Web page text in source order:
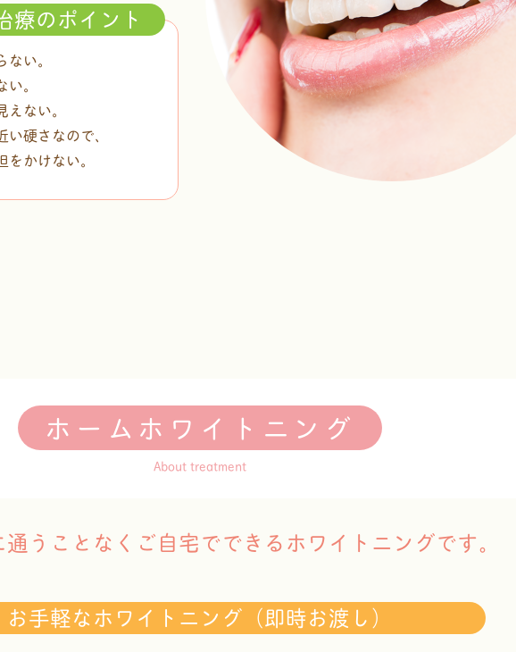
療のポイント
い。
。
ない。
硬さなので、
かけない。
ホームホワイトニング
About treatment
うことなくご自宅でできるホワイトニングです。
お手軽なホワイトニング（即時お渡し）